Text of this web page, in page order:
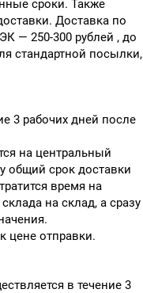
сроки. Также
Доставка по
— 250-300 рублей , до
стандартной посылки,
3 рабочих дней после
на центральный
общий срок доставки
время на
на склад, а сразу
цене отправки.
в течение 3